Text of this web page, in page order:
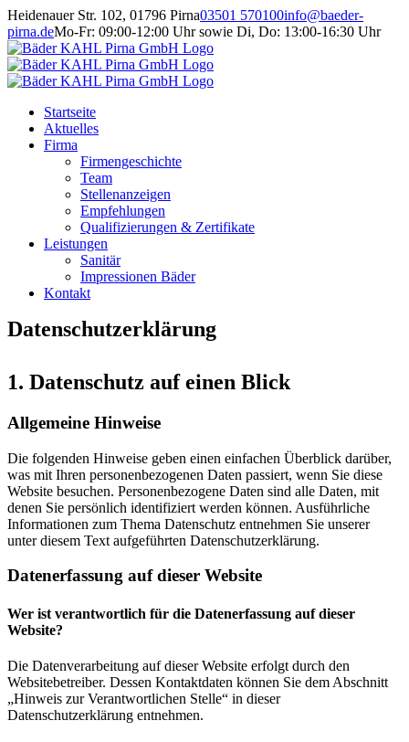
Zum
Inhalt
springen
Heidenauer Str. 102, 01796 Pirna03501 570100info@baeder-
pirna.deMo-Fr: 09:00-12:00 Uhr sowie Di, Do: 13:00-16:30 Uhr
Startseite
Aktuelles
Firma
Firmengeschichte
Team
Stellenanzeigen
Empfehlungen
Qualifizierungen & Zertifikate
Leistungen
Sanitär
Impressionen Bäder
Kontakt
Datenschutzerklärung
1. Datenschutz auf einen Blick
Allgemeine Hinweise
Die folgenden Hinweise geben einen einfachen Überblick darüber,
was mit Ihren personenbezogenen Daten passiert, wenn Sie diese
Website besuchen. Personenbezogene Daten sind alle Daten, mit
denen Sie persönlich identifiziert werden können. Ausführliche
Informationen zum Thema Datenschutz entnehmen Sie unserer
unter diesem Text aufgeführten Datenschutzerklärung.
Datenerfassung auf dieser Website
Wer ist verantwortlich für die Datenerfassung auf dieser
Website?
Die Datenverarbeitung auf dieser Website erfolgt durch den
Websitebetreiber. Dessen Kontaktdaten können Sie dem Abschnitt
„Hinweis zur Verantwortlichen Stelle“ in dieser
Datenschutzerklärung entnehmen.